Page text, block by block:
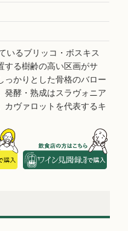
るブリッコ・ボスキス
する樹齢の高い区画がサ
っかりとした骨格のバロー
発酵・熟成はスラヴォニア
カヴァロットを代表するキ